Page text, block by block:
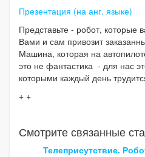
Презентация (на анг. языке)
Представьте - робот, которые
Вами и сам привозит
Машина, которая на
это не фантастика - для нас
которыми каждый день
+ +
Смотрите связанные
Телеприсутствие.